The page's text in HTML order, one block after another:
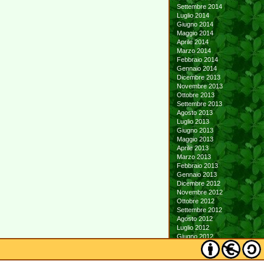
Settembre 2014
Luglio 2014
Giugno 2014
Maggio 2014
Aprile 2014
Marzo 2014
Febbraio 2014
Gennaio 2014
Dicembre 2013
Novembre 2013
Ottobre 2013
Settembre 2013
Agosto 2013
Luglio 2013
Giugno 2013
Maggio 2013
Aprile 2013
Marzo 2013
Febbraio 2013
Gennaio 2013
Dicembre 2012
Novembre 2012
Ottobre 2012
Settembre 2012
Agosto 2012
Luglio 2012
Giugno 2012
Maggio 2012
Aprile 2012